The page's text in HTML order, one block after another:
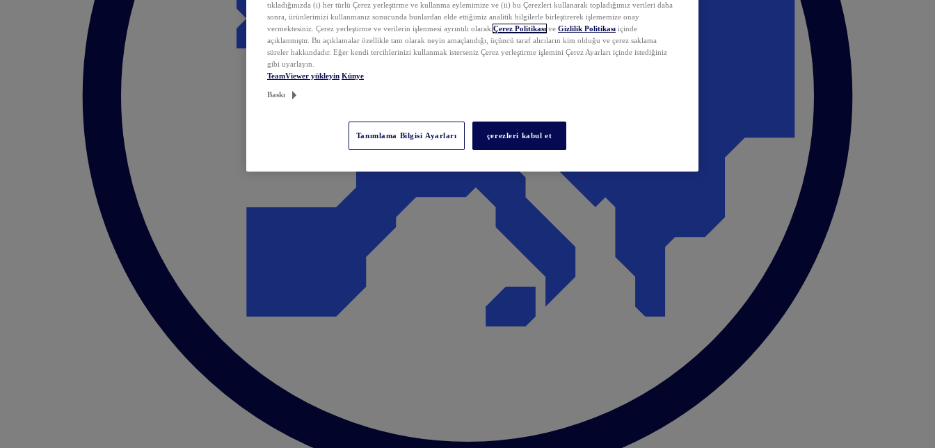
tıkladığınızda (i) her türlü Çerez yerleştirme ve kullanma eylemimize ve (ii) bu Çerezleri kullanarak topladığımız verileri daha
sonra, ürünlerimizi kullanmanız sonucunda bunlardan elde ettiğimiz analitik bilgilerle birleştirerek işlememize onay
vermektesiniz. Çerez yerleştirme ve verilerin işlenmesi ayrıntılı olarak Çerez Politikası ve Gizlilik Politikası içinde
açıklanmıştır. Bu açıklamalar özellikle tam olarak neyin amaçlandığı, üçüncü taraf alıcıların kim olduğu ve çerez saklama
süreler hakkındadır. Eğer kendi tercihlerinizi kullanmak isterseniz Çerez yerleştirme işlemini Çerez Ayarları içinde istediğiniz
gibi uyarlayın.
TeamViewer yükleyin Künye
Baskı
Tanımlama Bilgisi Ayarları çerezleri kabul et